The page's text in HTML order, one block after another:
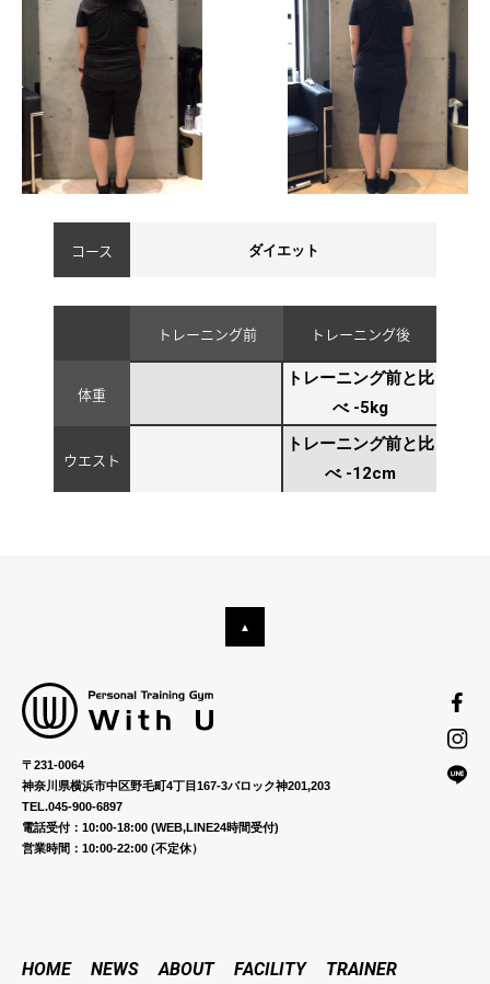
TRAINER
VOICE
MENU&PRICE
ACCESS
COUNSELING&CONTTACT
コース ダイエット
トレーニング前 トレーニング後
体重
トレーニング前と比
べ -5kg
ウエスト
トレーニング前と比
べ -12cm
〒231-0064
神奈川県横浜市中区野毛町4丁目167-3バロック神201,203
TEL.045-900-6897
電話受付：10:00-18:00 (WEB,LINE24時間受付)
営業時間：10:00-22:00 (不定休）
HOME NEWS ABOUT FACILITY TRAINER